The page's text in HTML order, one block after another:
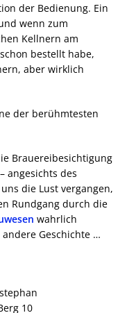
der Bedienung. Ein
wenn zum
Kellnern am
bestellt habe,
aber wirklich
der berühmtesten
Brauereibesichtigung
angesichts des
die Lust vergangen,
Rundgang durch die
wahrlich
Geschichte …
10